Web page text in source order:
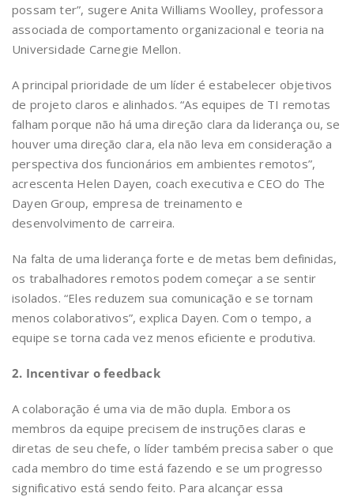
possam ter”, sugere Anita Williams Woolley, professora
associada de comportamento organizacional e teoria na
Universidade Carnegie Mellon.
A principal prioridade de um líder é estabelecer objetivos
de projeto claros e alinhados. “As equipes de TI remotas
falham porque não há uma direção clara da liderança ou, se
houver uma direção clara, ela não leva em consideração a
perspectiva dos funcionários em ambientes remotos”,
acrescenta Helen Dayen, coach executiva e CEO do The
Dayen Group, empresa de treinamento e
desenvolvimento de carreira.
Na falta de uma liderança forte e de metas bem definidas,
os trabalhadores remotos podem começar a se sentir
isolados. “Eles reduzem sua comunicação e se tornam
menos colaborativos”, explica Dayen. Com o tempo, a
equipe se torna cada vez menos eficiente e produtiva.
2. Incentivar o feedback
A colaboração é uma via de mão dupla. Embora os
membros da equipe precisem de instruções claras e
diretas de seu chefe, o líder também precisa saber o que
cada membro do time está fazendo e se um progresso
significativo está sendo feito. Para alcançar essa